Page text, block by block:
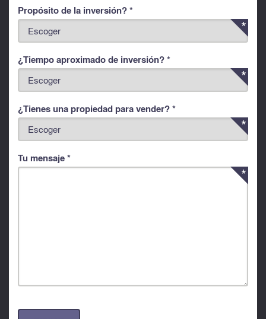
Propósito de la inversión? *
¿Tiempo aproximado de inversión? *
¿Tienes una propiedad para vender? *
Tu mensaje *